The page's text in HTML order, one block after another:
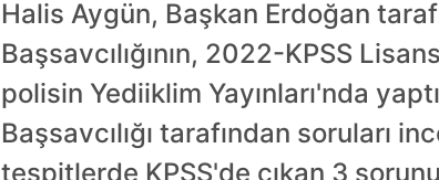
Halis Aygün, Başkan Erdoğan
Başsavcılığının, 2022-KPSS
polisin Yediiklim Yayınları'nda
Başsavcılığı tarafından soruları
tespitlerde KPSS'de çıkan 3